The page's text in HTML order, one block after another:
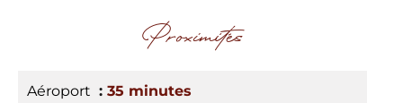
Proximités
Aéroport 35 minutes